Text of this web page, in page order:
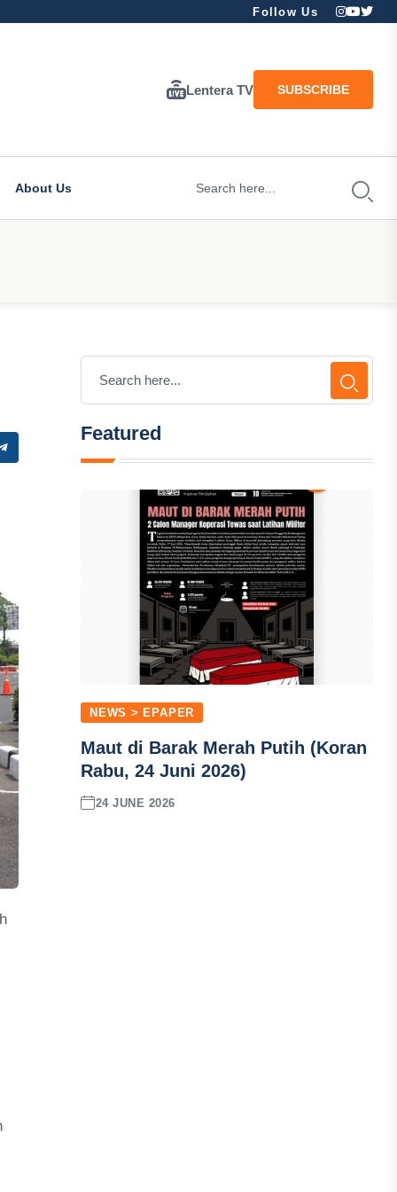
Follow Us
Lentera TV SUBSCRIBE
About Us
Featured
NEWS > EPAPER
Maut di Barak Merah Putih (Koran
Rabu, 24 Juni 2026)
24 JUNE 2026